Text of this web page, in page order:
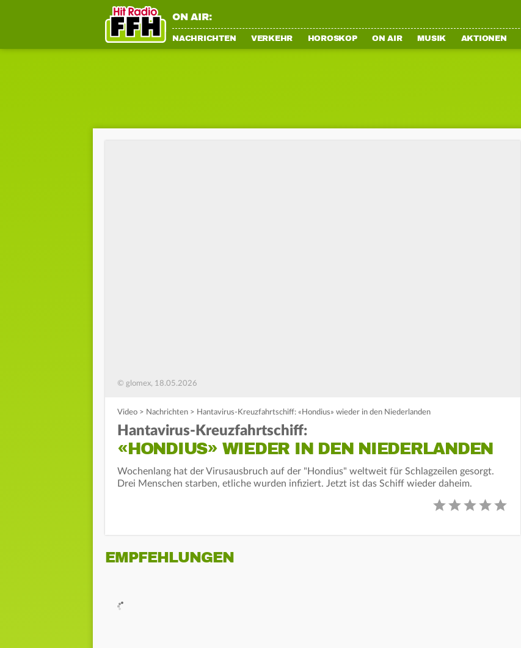
ON AIR:
NACHRICHTEN VERKEHR HOROSKOP ON AIR MUSIK AKTIONEN
© glomex, 18.05.2026
Video > Nachrichten > Hantavirus-Kreuzfahrtschiff: «Hondius» wieder in den Niederlanden
Hantavirus-Kreuzfahrtschiff:
«HONDIUS» WIEDER IN DEN NIEDERLANDEN
Wochenlang hat der Virusausbruch auf der "Hondius" weltweit für Schlagzeilen gesorgt.
Drei Menschen starben, etliche wurden infiziert. Jetzt ist das Schiff wieder daheim.
EMPFEHLUNGEN